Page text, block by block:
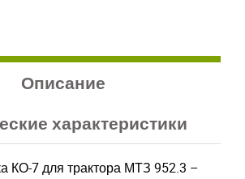
Описание
характеристики
КО-7 для трактора МТЗ 952.3 –